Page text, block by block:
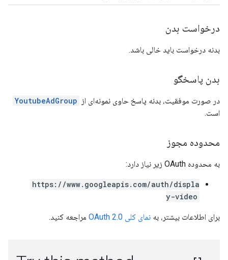
درخواست بدن
بدنه درخواست باید خالی باشد.
بدن پاسخگو
در صورت موفقیت، بدنه پاسخ حاوی نمونه‌ای از YoutubeAdGroup
است.
محدوده مجوز
به محدوده OAuth زیر نیاز دارد:
https://www.googleapis.com/auth/displa
y-video
برای اطلاعات بیشتر، به نمای کلی OAuth 2.0 مراجعه کنید.